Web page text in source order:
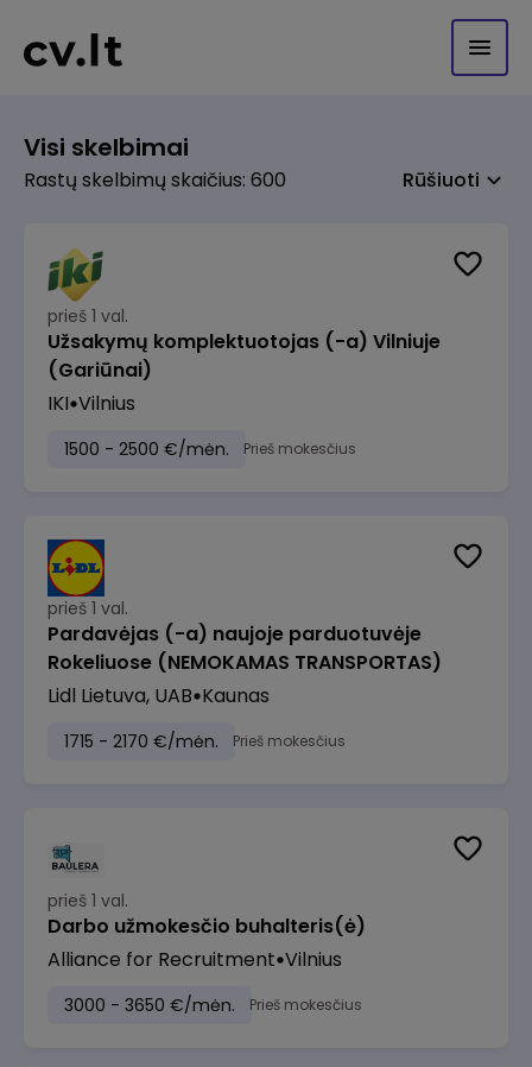
Visi skelbimai
Rastų skelbimų skaičius: 600 Rūšiuoti
prieš 1 val.
Užsakymų komplektuotojas (-a) Vilniuje
(Gariūnai)
IKI Vilnius
1500 - 2500 €/mėn. Prieš mokesčius
prieš 1 val.
Pardavėjas (-a) naujoje parduotuvėje
Rokeliuose (NEMOKAMAS TRANSPORTAS)
Lidl Lietuva, UAB Kaunas
1715 - 2170 €/mėn. Prieš mokesčius
prieš 1 val.
Darbo užmokesčio buhalteris(ė)
Alliance for Recruitment Vilnius
3000 - 3650 €/mėn. Prieš mokesčius